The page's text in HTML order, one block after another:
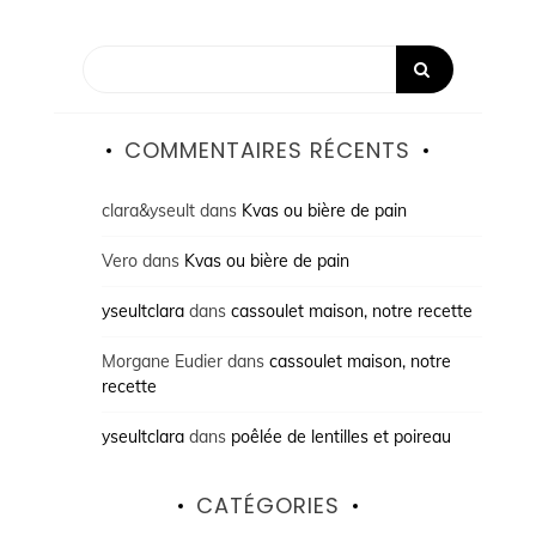
COMMENTAIRES RÉCENTS
clara&yseultdans Kvas ou bière de pain
Verodans Kvas ou bière de pain
yseultclaradans cassoulet maison, notre recette
Morgane Eudierdans cassoulet maison, notre
recette
yseultclaradans poêlée de lentilles et poireau
CATÉGORIES